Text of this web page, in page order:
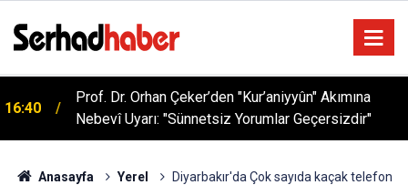
16:40
Prof. Dr. Orhan Çeker’den "Kur’aniyyûn" Akımına
Nebevî Uyarı: "Sünnetsiz Yorumlar Geçersizdir"
Anasayfa Yerel
Diyarbakır'da Çok sayıda kaçak telefon